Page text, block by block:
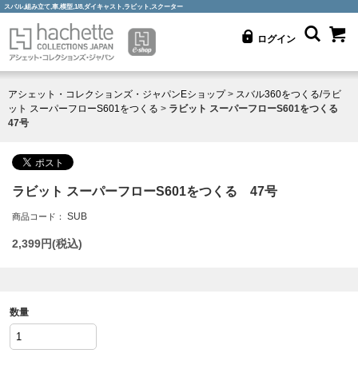
スバル,組み立て,車,模型,1/8,ダイキャスト,ラビット,スクーター
ログイン
アシェット・コレクションズ・ジャパンEショップ> スバル360をつくる/ラビ
ット スーパーフローS601をつくる > ラビット スーパーフローS601をつくる
47号
ラビット スーパーフローS601をつくる 47号
商品コード： SUB
2,399円(税込)
数量